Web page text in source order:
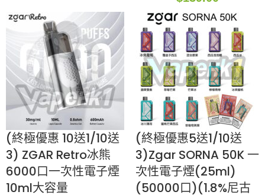
(終極優惠 10送1/10送
3) ZGAR Retro冰熊
6000口一次性電子煙
10ml大容量
(終極優惠5送1/10送
3)Zgar SORNA 50K 一
次性電子煙(25ml)
(50000口)(1.8%尼古